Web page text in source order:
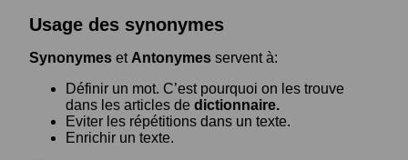
Usage des synonymes
Synonymes et Antonymes servent à:
Définir un mot. C’est pourquoi on les trouve
dans les articles de dictionnaire.
Eviter les répétitions dans un texte.
Enrichir un texte.